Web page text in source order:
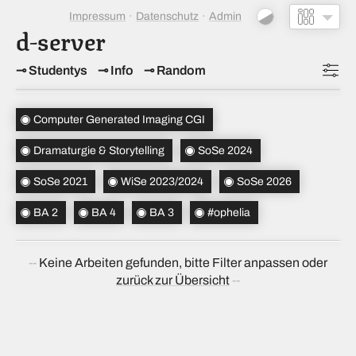
d-server
Studentys Info Random
Impressum Datenschutz Admin
Topics(2)
Studiensemester (4)
Bachelorsemester(3)
Sortierung(↝ zufällig)
Computer Generated Imaging CGI
Dramaturgie & Storytelling SoSe 2024
SoSe 2021 WiSe 2023/2024 SoSe 2026
BA 2 BA 4 BA 3 #ophelia
Keine Arbeiten gefunden, bitte Filter anpassen oder
zurück zur Übersicht